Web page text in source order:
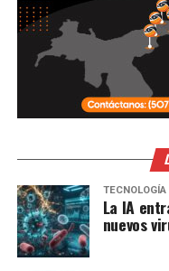
TECNOLOGÍA
La IA
nuevos